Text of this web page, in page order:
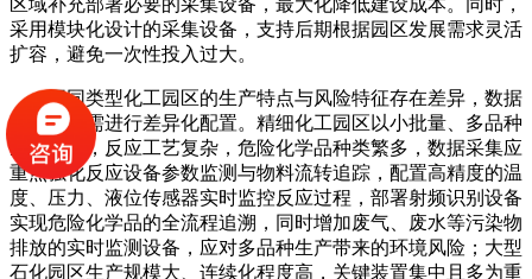
区域补充部署必要的采集设备，最大化降低建设成本。同时，
采用模块化设计的采集设备，支持后期根据园区发展需求灵活
扩容，避免一次性投入过大。
不同类型化工园区的生产特点与风险特征存在差异，数据
采集模块需进行差异化配置。精细化工园区以小批量、多品种
生产为主，反应工艺复杂，危险化学品种类繁多，数据采集应
重点强化反应设备参数监测与物料流转追踪，配置高精度的温
度、压力、液位传感器实时监控反应过程，部署射频识别设备
实现危险化学品的全流程追溯，同时增加废气、废水等污染物
排放的实时监测设备，应对多品种生产带来的环境风险；大型
石化园区生产规模大、连续化程度高，关键装置集中且多为重